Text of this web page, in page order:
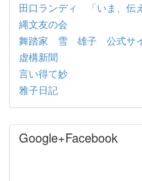
田口ランディ 「いま、伝
縄文友の会
舞踏家 雪 雄子 公式サ
虚構新聞
言い得て妙
雅子日記
Google+Facebook